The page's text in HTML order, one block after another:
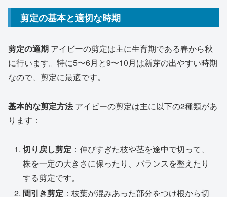
剪定の基本と適切な時期
剪定の適期 アイビーの剪定は主に生育期である春から秋
に行います。特に5〜6月と9〜10月は新芽の出やすい時期
なので、剪定に最適です。
基本的な剪定方法アイビーの剪定は主に以下の2種類があ
ります：
切り戻し剪定 ：伸びすぎた枝や茎を途中で切って、
株を一定の大きさに保ったり、バランスを整えたり
する剪定です。
間引き剪定 ：枝葉が混みあった部分をつけ根から切